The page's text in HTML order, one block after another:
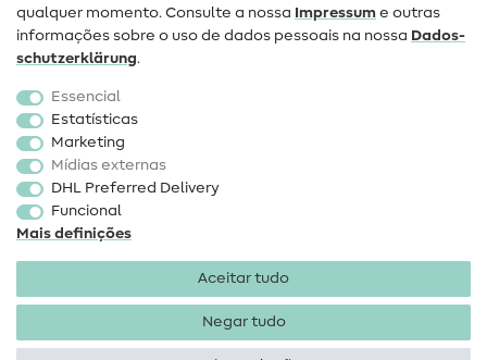
Direito de cancelamento
Popular
Tecidos
Acessórios de costura
Promoção
qualquer momento. Consulte a nossa Impressum e outras
informações sobre o uso de dados pessoais na nossa Dados­
schutz­erklärung.
Essencial
Estatísticas
Marketing
Mídias externas
DHL Preferred Delivery
Funcional
Mais definições
Aceitar tudo
Negar tudo
Proteção de dados
condições
Direito de rescisão